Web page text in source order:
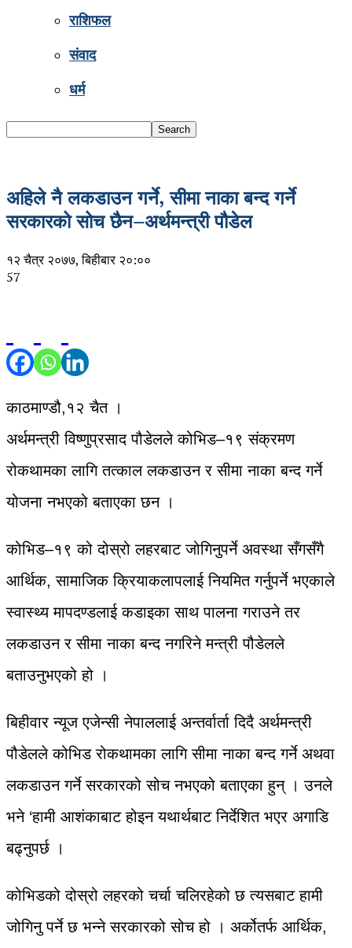
राशिफल
संवाद
धर्म
अहिले नै लकडाउन गर्ने, सीमा नाका बन्द गर्ने
सरकारको सोच छैन–अर्थमन्त्री पौडेल
१२ चैत्र २०७७, बिहीबार २०:००
57
काठमाण्डौ,१२ चैत ।
अर्थमन्त्री विष्णुप्रसाद पौडेलले कोभिड–१९ संक्रमण
रोकथामका लागि तत्काल लकडाउन र सीमा नाका बन्द गर्ने
योजना नभएको बताएका छन ।
कोभिड–१९ को दोस्रो लहरबाट जोगिनुपर्ने अवस्था सँगसँगै
आर्थिक, सामाजिक क्रियाकलापलाई नियमित गर्नुपर्ने भएकाले
स्वास्थ्य मापदण्डलाई कडाइका साथ पालना गराउने तर
लकडाउन र सीमा नाका बन्द नगरिने मन्त्री पौडेलले
बताउनुभएको हो ।
बिहीवार न्यूज एजेन्सी नेपाललाई अन्तर्वार्ता दिदै अर्थमन्त्री
पौडेलले कोभिड रोकथामका लागि सीमा नाका बन्द गर्ने अथवा
लकडाउन गर्ने सरकारको सोच नभएको बताएका हुन् । उनले
भने ‘हामी आशंकाबाट होइन यथार्थबाट निर्देशित भएर अगाडि
बढ्नुपर्छ ।
कोभिडको दोस्रो लहरको चर्चा चलिरहेको छ त्यसबाट हामी
जोगिनु पर्ने छ भन्ने सरकारको सोच हो । अर्कोतर्फ आर्थिक,